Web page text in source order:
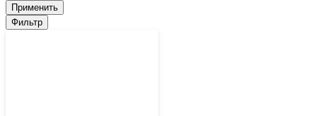
Применить
Фильтр